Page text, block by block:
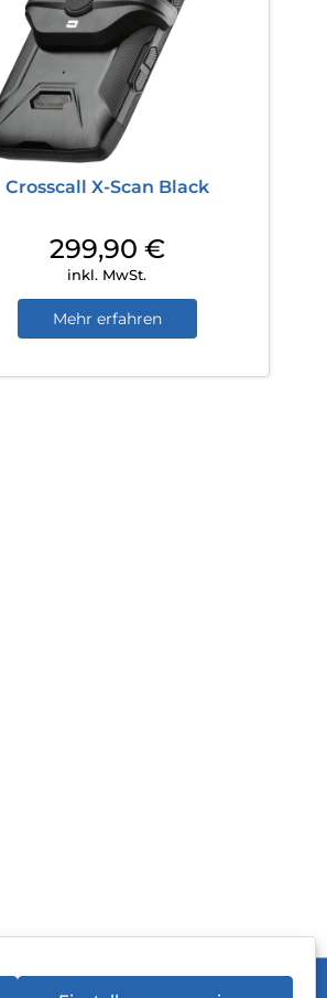
Crosscall X-Scan Black
299,90 €
inkl. MwSt.
Mehr erfahren